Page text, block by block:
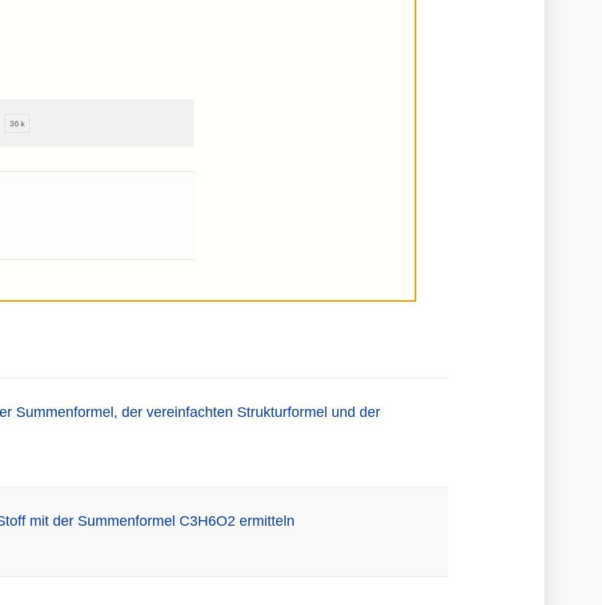
36 k
Summenformel, der vereinfachten Strukturformel und der
mit der Summenformel C3H6O2 ermitteln